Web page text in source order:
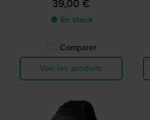
39,00 €
● En stock
Comparer
Voir les produits